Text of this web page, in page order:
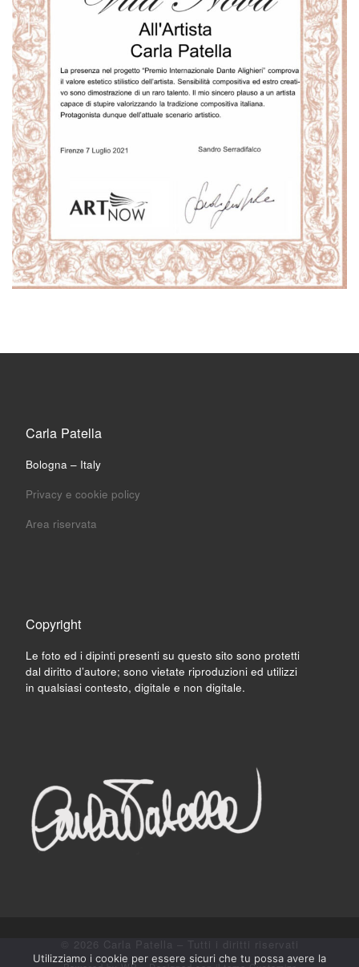
Carla Patella
Bologna – Italy
Privacy e cookie policy
Area riservata
Copyright
Le foto ed i dipinti presenti su questo sito sono protetti
dal diritto d’autore; sono vietate riproduzioni ed utilizzi
in qualsiasi contesto, digitale e non digitale.
© 2026 Carla Patella – Tutti i diritti riservati
Utilizziamo i cookie per essere sicuri che tu possa avere la